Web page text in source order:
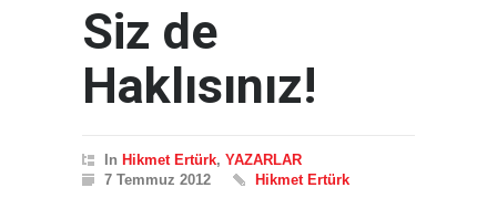
Siz de
Haklısınız!
In Hikmet Ertürk, YAZARLAR
7 Temmuz 2012
Hikmet Ertürk